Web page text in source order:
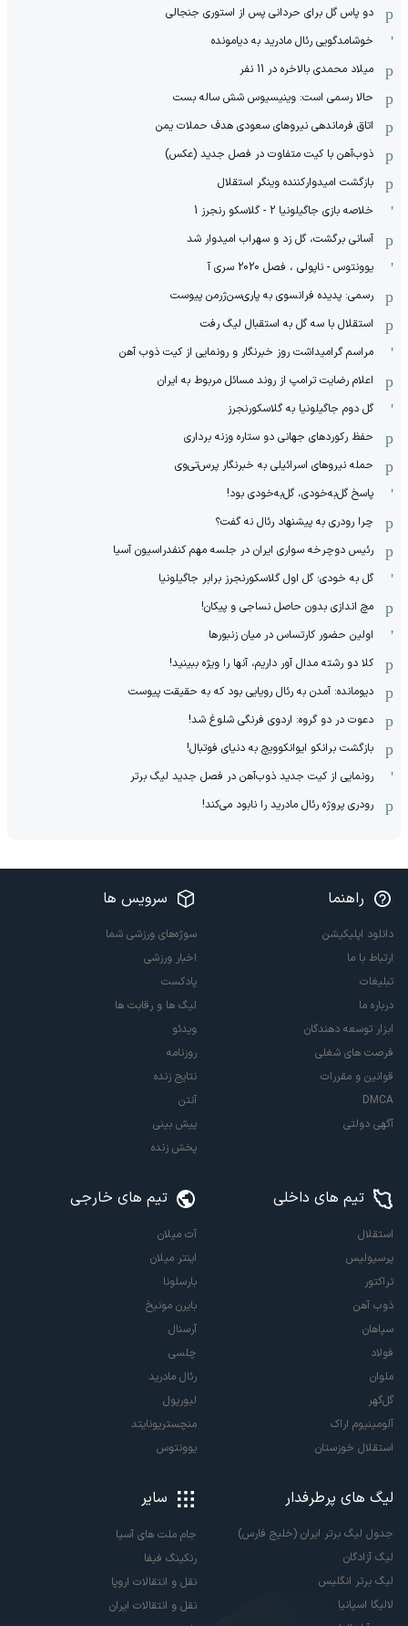
دو پاس گل برای حردانی پس از استوری جنجالی
خوشامدگویی رئال مادرید به دیامونده
میلاد محمدی بالاخره در 11 نفر
حالا رسمی است: وینیسیوس شش ساله بست
اتاق فرماندهی نیروهای سعودی هدف حملات یمن
ذوب‌آهن با کیت متفاوت در فصل جدید (عکس)
بازگشت امیدوارکننده وینگر استقلال
خلاصه بازی جاگیلونیا 2 - گلاسکو رنجرز 1
آسانی برگشت، گل زد و سهراب امیدوار شد
یوونتوس - ناپولی ، فصل 2020 سری آ
رسمی: پدیده فرانسوی به پاری‌سن‌ژرمن پیوست
استقلال با سه گل به استقبال لیگ رفت
مراسم گرامیداشت روز خبرنگار و رونمایی از کیت ذوب آهن
اعلام رضایت ترامپ از روند مسائل مربوط به ایران
گل دوم جاگیلونیا به گلاسکورنجرز
حفظ رکوردهای جهانی دو ستاره وزنه برداری
حمله نیروهای اسرائیلی به خبرنگار پرس‌تی‌وی
پاسخ گل‌به‌خودی، گل‌به‌خودی بود!
چرا رودری به پیشنهاد رئال نه گفت؟
رئیس دوچرخه سواری ایران در جلسه مهم کنفدراسیون آسیا
گل به خودی؛ گل اول گلاسکورنجرز برابر جاگیلونیا
مچ اندازی بدون حاصل نساجی و پیکان!
اولین حضور کارتساس در میان زنبورها
کلا دو‌ رشته مدال آور داریم، آنها را ویژه ببینید!
دیومانده: آمدن به رئال رویایی بود که به حقیقت پیوست
دعوت در دو گروه: اردوی فرنگی شلوغ شد!
بازگشت برانکو ایوانکوویچ به دنیای فوتبال!
رونمایی از کیت جدید ذوب‌آهن در فصل جدید لیگ برتر
رودری پروژه رئال مادرید را نابود می‌کند!
راهنما
دانلود اپلیکیشن
ارتباط با ما
تبلیغات
درباره ما
ابزار توسعه دهندگان
فرصت های شغلی
قوانین و مقررات
DMCA
آگهی دولتی
سرویس ها
سوژه‌های ورزشی شما
اخبار ورزشی
پادکست
لیگ ها و رقابت ها
ویدئو
روزنامه
نتایج زنده
آنتن
پیش بینی
پخش زنده
تیم های داخلی
استقلال
پرسپولیس
تراکتور
ذوب آهن
سپاهان
فولاد
ملوان
گل‌گهر
آلومینیوم اراک
استقلال خوزستان
تیم های خارجی
آث میلان
اینتر میلان
بارسلونا
بایرن مونیخ
آرسنال
چلسی
رئال مادرید
لیورپول
منچستریونایتد
یوونتوس
لیگ های پرطرفدار
جدول لیگ برتر ایران (خلیج فارس)
لیگ آزادگان
لیگ برتر انگلیس
لالیگا اسپانیا
سایر
جام ملت های آسیا
رنکینگ فیفا
نقل و انتقالات اروپا
نقل و انتقالات ایران